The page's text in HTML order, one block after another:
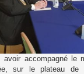
avoir accompagné le
sur le plateau de